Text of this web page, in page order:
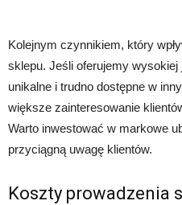
Kolejnym czynnikiem, który
sklepu. Jeśli oferujemy
unikalne i trudno dostępne w
większe zainteresowanie
Warto inwestować w markowe
przyciągną uwagę klientów.
Koszty prowadzenia